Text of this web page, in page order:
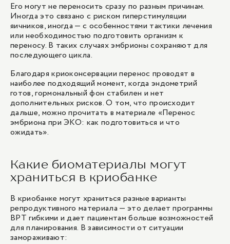
Его могут не переносить сразу по разным причинам.
Иногда это связано с риском гиперстимуляции
яичников, иногда — с особенностями тактики лечения
или необходимостью подготовить организм к
переносу. В таких случаях эмбрионы сохраняют для
последующего цикла.
Благодаря криоконсервации перенос проводят в
наиболее подходящий момент, когда эндометрий
готов, гормональный фон стабилен и нет
дополнительных рисков. О том, что происходит
дальше, можно прочитать в материале «Перенос
эмбриона при ЭКО: как подготовиться и что
ожидать».
Какие биоматериалы могут
храниться в криобанке
В криобанке могут храниться разные варианты
репродуктивного материала — это делает программы
ВРТ гибкими и дает пациентам больше возможностей
для планирования. В зависимости от ситуации
замораживают: